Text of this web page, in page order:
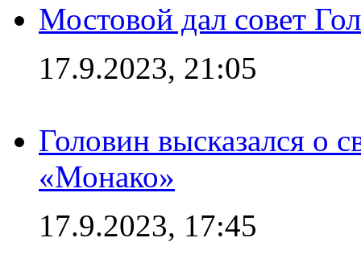
Мостовой дал совет
17.9.2023, 21:05
Головин высказался о
«Монако»
17.9.2023, 17:45